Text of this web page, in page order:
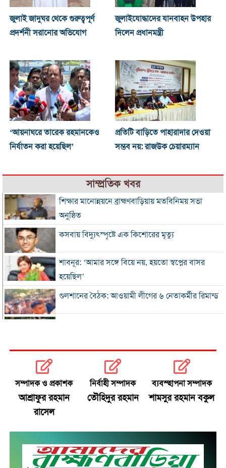
জুলাই জাদুঘর থেকে গুরুত্বপূর্ণ
প্রদর্শনী সরানোর অভিযোগ
জুলাইযোদ্ধাদের যানবাহন উপহার
দিলেন প্রধানমন্ত্রী
‘আয়নাঘরে তারেক রহমানকেও
নির্যাতন করা হয়েছিল’
প্রতিটি বাড়িতে পাহারাদার দেওয়া
সম্ভব নয়: রাজউক চেয়ারম্যান
সাম্প্রতিক খবর
শিক্ষার মানোন্নয়নে ব্রাহ্মণবাড়িয়ায় মতবিনিময় সভা
অনুষ্ঠিত
কসবায় বিদ্যুৎস্পৃষ্টে এক কিশোরের মৃত্যু
শাবনূর: ‘আমার সঙ্গে বিয়ে নয়, হয়তো স্বপ্নের বাসর
হয়েছিল’
গুলশানের বৈঠক: আওয়ামী লীগের ৬ নেতাকর্মীর রিমান্ড
গ্যাস-বিদ্যুৎ সংকটে শিল্প, ঋণের সুদ মওকুফ চায়
বিএনপি নেতা আজাদের দলীয় পদ স্থগিত
অভিযোগ
সম্পাদক ও প্রকাশক
আশ্রাফুর রহমান
রাসেল
নির্বাহী সম্পাদক
তৌহিদুর রহমান
ব্যবস্হাপনা সম্পাদক
শামসুর রহমান বকুল